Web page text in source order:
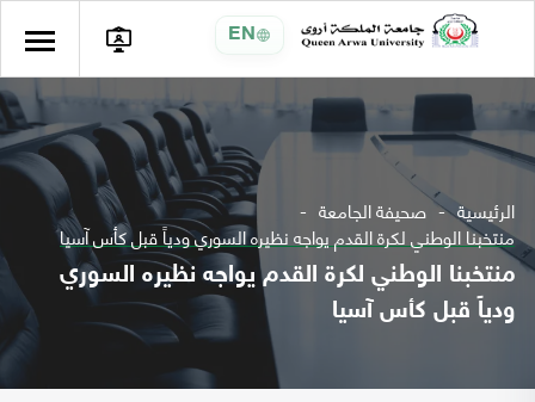
EN
الرئيسية صحيفة الجامعة
منتخبنا الوطني لكرة القدم يواجه نظيره السوري ودياً قبل كأس آسيا
منتخبنا الوطني لكرة القدم يواجه نظيره السوري
ودياً قبل كأس آسيا